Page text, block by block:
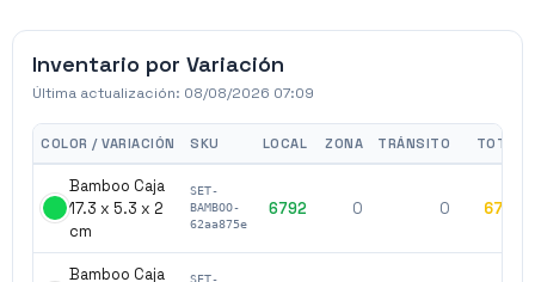
Inventario por Variación
Última actualización: 08/08/2026 07:09
COLOR / VARIACIÓN SKU LOCAL ZONA TRÁNSITO TOTAL
Bamboo Caja
17.3 x 5.3 x 2
cm
SET-
BAMBOO-
62aa875e
6792 0 0 6792
Bamboo Caja SET-